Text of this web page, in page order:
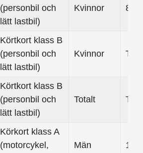
(personbil och
lätt lastbil)
Kvinnor 80-
Körtkort klass B
(personbil och
lätt lastbil)
Kvinnor
Körtkort klass B
(personbil och
lätt lastbil)
Totalt
Körkort klass A
(motorcykel,
Män 18 -